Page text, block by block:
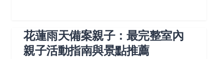
花蓮雨天備案親子：最完整室內
親子活動指南與景點推薦